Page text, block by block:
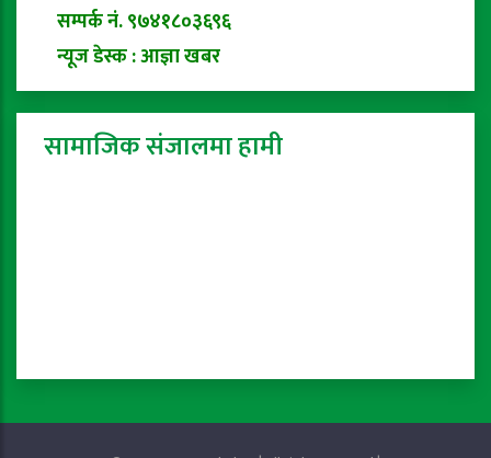
सम्पर्क नं. ९७४१८०३६९६
न्यूज डेस्क : आज्ञा खबर
सामाजिक संजालमा हामी